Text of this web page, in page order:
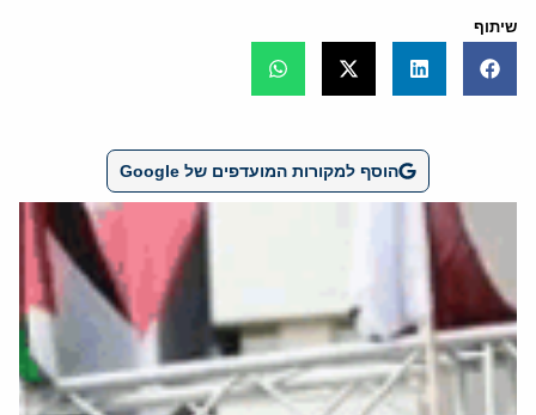
שיתוף
הוסף למקורות המועדפים של Google